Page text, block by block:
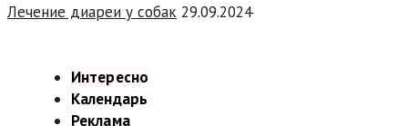
Лечение диареи у собак 29.09.2024
Интересно
Календарь
Реклама